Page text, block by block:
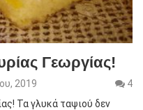
Γεωργίας!
2019
4
Τα γλυκά ταψιού δεν